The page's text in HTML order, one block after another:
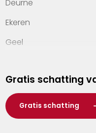
Contact
Deurne
Ekeren
Geel
Hasselt
Heist-op-den-Berg
Herentals
Gratis schatting
Gratis schatting